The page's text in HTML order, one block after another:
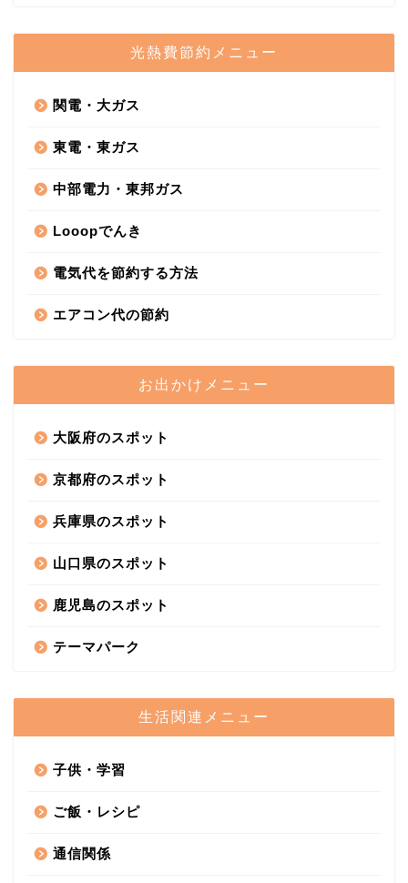
光熱費節約メニュー
関電・大ガス
東電・東ガス
中部電力・東邦ガス
Looopでんき
電気代を節約する方法
エアコン代の節約
お出かけメニュー
大阪府のスポット
京都府のスポット
兵庫県のスポット
山口県のスポット
鹿児島のスポット
テーマパーク
生活関連メニュー
子供・学習
ご飯・レシピ
通信関係